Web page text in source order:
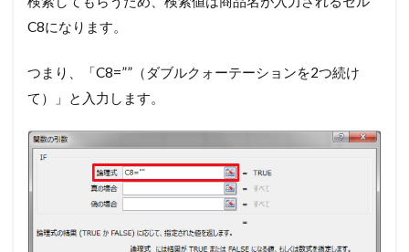
C8になります。
つまり、「C8=””（ダブルクォーテーションを2つ続け
て）」と入力します。